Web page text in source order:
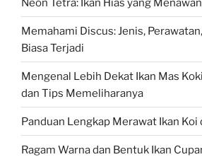
Neon Tetra: Ikan Hias yang
Memahami Discus: Jenis,
Biasa Terjadi
Mengenal Lebih Dekat Ikan Mas
dan Tips Memeliharanya
Panduan Lengkap Merawat Ikan Koi
Ragam Warna dan Bentuk Ikan